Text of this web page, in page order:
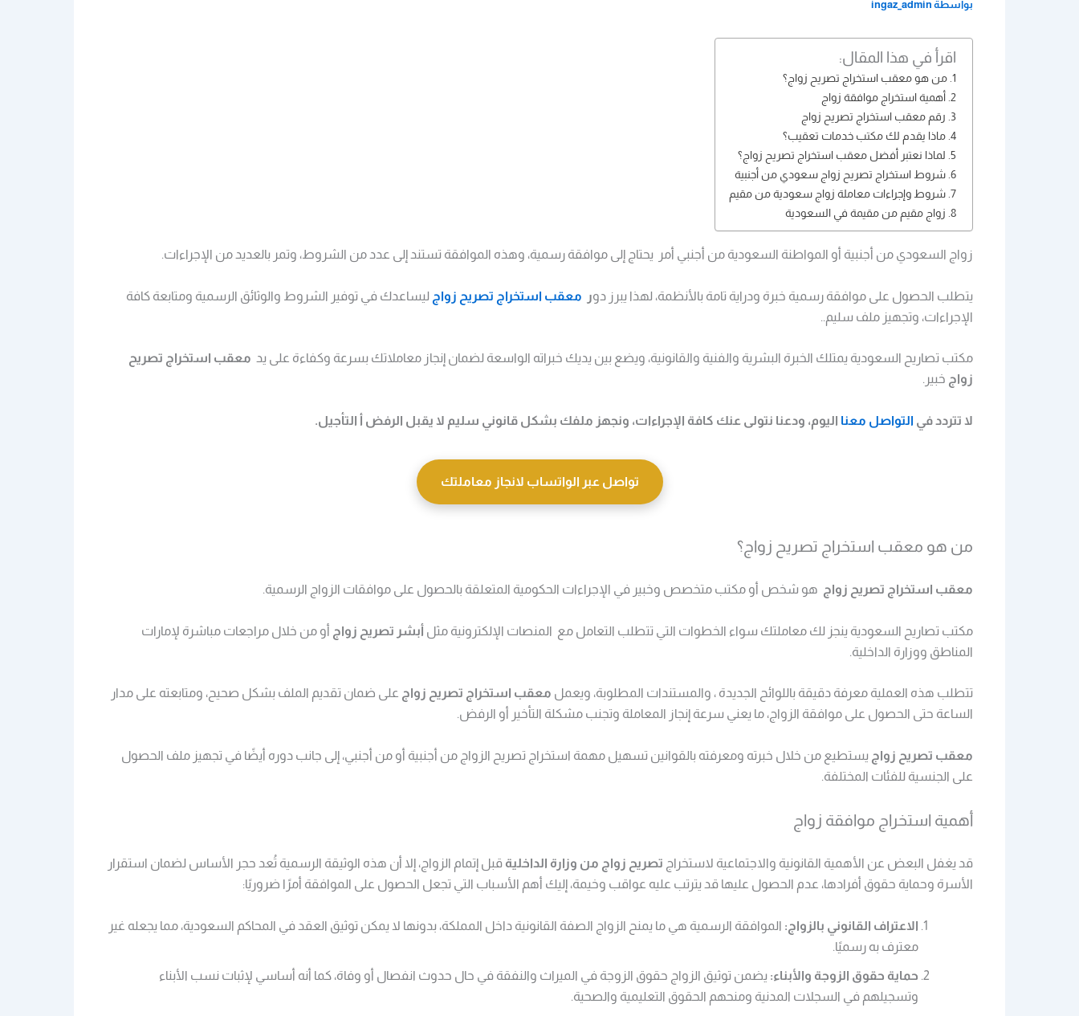
بواسطة ingaz_admin
اقرأ في هذا المقال:
من هو معقب استخراج تصريح زواج؟
أهمية استخراج موافقة زواج
رقم معقب استخراج تصريح زواج
ماذا يقدم لك مكتب خدمات تعقيب؟
لماذا نعتبر أفضل معقب استخراج تصريح زواج؟
شروط استخراج تصريح زواج سعودي من أجنبية
شروط وإجراءات معاملة زواج سعودية من مقيم
زواج مقيم من مقيمة في السعودية
زواج السعودي من أجنبية أو المواطنة السعودية من أجنبي أمر يحتاج إلى موافقة رسمية، وهذه الموافقة تستند إلى عدد من الشروط، وتمر بالعديد من الإجراءات.
يتطلب الحصول على موافقة رسمية خبرة ودراية تامة بالأنظمة، لهذا يبرز دور معقب استخراج تصريح زواج ليساعدك في توفير الشروط والوثائق الرسمية ومتابعة كافة
الإجراءات، وتجهيز ملف سليم..
مكتب تصاريح السعودية يمتلك الخبرة البشرية والفنية والقانونية، ويضع بين يديك خبراته الواسعة لضمان إنجاز معاملاتك بسرعة وكفاءة على يد معقب استخراج تصريح
زواج خبير.
لا تتردد في التواصل معنا اليوم، ودعنا نتولى عنك كافة الإجراءات، ونجهز ملفك بشكل قانوني سليم لا يقبل الرفض أ التأجيل.
تواصل عبر الواتساب لانجاز معاملتك
من هو معقب استخراج تصريح زواج؟
معقب استخراج تصريح زواج هو شخص أو مكتب متخصص وخبير في الإجراءات الحكومية المتعلقة بالحصول على موافقات الزواج الرسمية.
مكتب تصاريح السعودية ينجز لك معاملتك سواء الخطوات التي تتطلب التعامل مع المنصات الإلكترونية مثل أبشر تصريح زواج أو من خلال مراجعات مباشرة لإمارات
المناطق ووزارة الداخلية.
تتطلب هذه العملية معرفة دقيقة باللوائح الجديدة ، والمستندات المطلوبة، ويعمل معقب استخراج تصريح زواج على ضمان تقديم الملف بشكل صحيح، ومتابعته على مدار
الساعة حتى الحصول على موافقة الزواج، ما يعني سرعة إنجاز المعاملة وتجنب مشكلة التأخير أو الرفض.
معقب تصريح زواج يستطيع من خلال خبرته ومعرفته بالقوانين تسهيل مهمة استخراج تصريح الزواج من أجنبية أو من أجنبي، إلى جانب دوره أيضًا في تجهيز ملف الحصول
على الجنسية للفئات المختلفة.
أهمية استخراج موافقة زواج
قد يغفل البعض عن الأهمية القانونية والاجتماعية لاستخراج تصريح زواج من وزارة الداخلية قبل إتمام الزواج، إلا أن هذه الوثيقة الرسمية تُعد حجر الأساس لضمان استقرار
الأسرة وحماية حقوق أفرادها، عدم الحصول عليها قد يترتب عليه عواقب وخيمة، إليك أهم الأسباب التي تجعل الحصول على الموافقة أمرًا ضروريًا:
الاعتراف القانوني بالزواج: الموافقة الرسمية هي ما يمنح الزواج الصفة القانونية داخل المملكة، بدونها لا يمكن توثيق العقد في المحاكم السعودية، مما يجعله غير
معترف به رسميًا.
حماية حقوق الزوجة والأبناء: يضمن توثيق الزواج حقوق الزوجة في الميراث والنفقة في حال حدوث انفصال أو وفاة، كما أنه أساسي لإثبات نسب الأبناء
وتسجيلهم في السجلات المدنية ومنحهم الحقوق التعليمية والصحية.